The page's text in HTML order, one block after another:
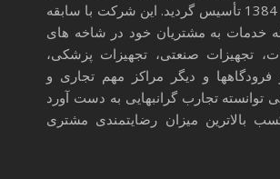
تغذیه، در سال 1384 تأسیس گردید. این شرکت با سابقه
خدمات به مشتریان خود در شاخه های
تجهیزات صنعتی، تجهیزات پزشکی،
و دیگر مراکز مهم تجاری و
توانسته تجارب گرانبهایی به دست آورد
بالاترین میزان رضایتمندی مشتری